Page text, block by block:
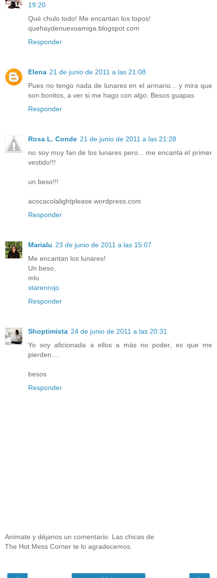
19:20
Qué chulo todo! Me encantan los topos!
quehaydenuevoamiga.blogspot.com
Responder
Elena 21 de junio de 2011 a las 21:08
Pues no tengo nada de lunares en el armario... y mira que
son bonitos, a ver si me hago con algo. Besos guapas
Responder
Rosa L. Conde 21 de junio de 2011 a las 21:28
no soy muy fan de los lunares pero... me encanta el primer
vestido!!!
un beso!!!
acocacolalightplease.wordpress.com
Responder
Marialu 23 de junio de 2011 a las 15:07
Me encantan los lunares!
Un beso,
mlu
starenrojo
Responder
Shoptimista 24 de junio de 2011 a las 20:31
Yo soy aficionada a ellos a más no poder, es que me
pierden....
besos
Responder
Anímate y déjanos un comentario. Las chicas de
The Hot Mess Corner te lo agradecemos.